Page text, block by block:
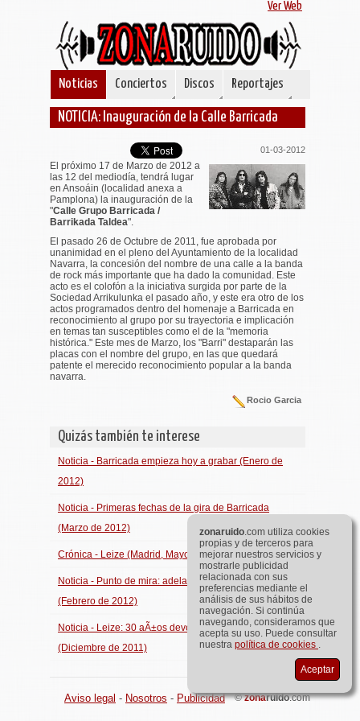
Ver Web
Noticias Conciertos Discos Reportajes
NOTICIA: Inauguración de la Calle Barricada
01-03-2012
El próximo 17 de Marzo de 2012 a
las 12 del mediodía, tendrá lugar
en Ansoáin (localidad anexa a
Pamplona) la inauguración de la
"Calle Grupo Barricada /
Barrikada Taldea".
El pasado 26 de Octubre de 2011, fue aprobada por
unanimidad en el pleno del Ayuntamiento de la localidad
Navarra, la concesión del nombre de una calle a la banda
de rock más importante que ha dado la comunidad. Este
acto es el colofón a la iniciativa surgida por parte de la
Sociedad Arrikulunka el pasado año, y este era otro de los
actos programados dentro del homenaje a Barricada en
reconocimiento al grupo por su trayectoria e implicación
en temas tan susceptibles como el de la "memoria
histórica." Este mes de Marzo, los "Barri" destaparán las
placas con el nombre del grupo, en las que quedará
patente el merecido reconocimiento popular a la banda
navarra.
Rocio Garcia
Quizás también te interese
Noticia - Barricada empieza hoy a grabar (Enero de
2012)
Noticia - Primeras fechas de la gira de Barricada
(Marzo de 2012)
Crónica - Leize (Madrid, Mayo de 2011)
Noticia - Punto de mira: adelanto de Barricada
(Febrero de 2012)
Noticia - Leize: 30 aÃ±os devorando las calles
(Diciembre de 2011)
Aviso legal - Nosotros - Publicidad ©zonaruido.com
zonaruido.com utiliza cookies
propias y de terceros para
mejorar nuestros servicios y
mostrarle publicidad
relacionada con sus
preferencias mediante el
análisis de sus hábitos de
navegación. Si continúa
navegando, consideramos que
acepta su uso. Puede consultar
nuestra política de cookies .
Aceptar